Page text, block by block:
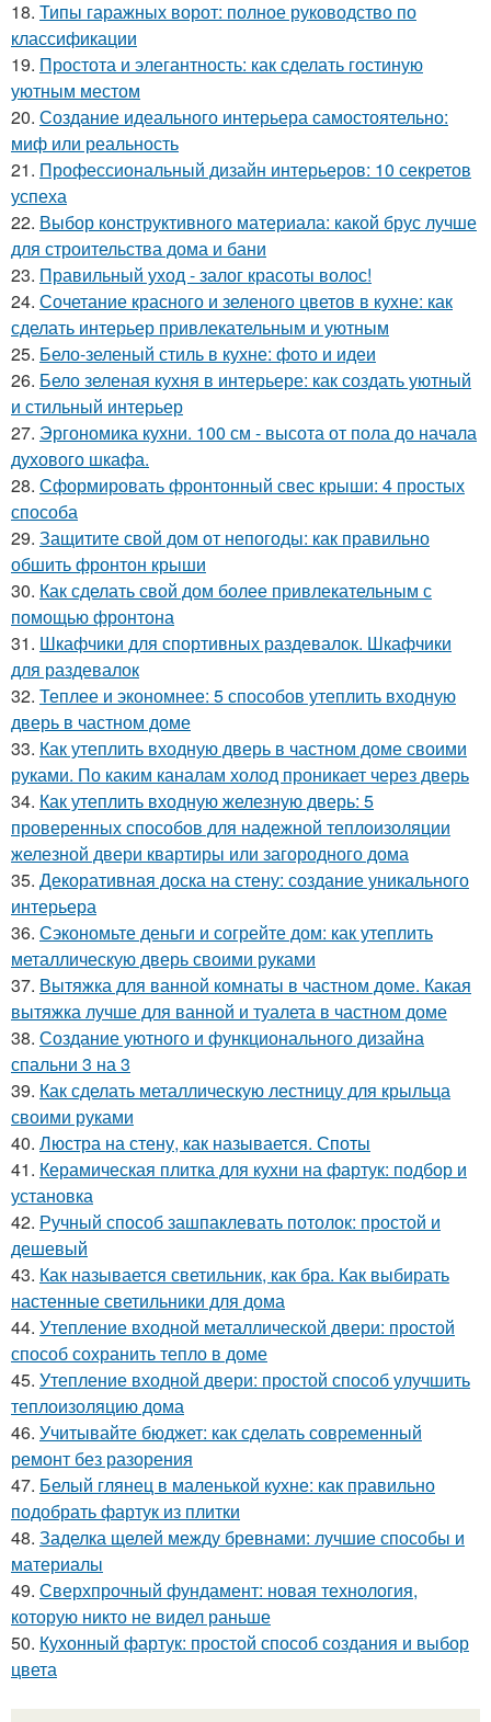
18. Типы гаражных ворот: полное руководство по
классификации
19. Простота и элегантность: как сделать гостиную
уютным местом
20. Создание идеального интерьера самостоятельно:
миф или реальность
21. Профессиональный дизайн интерьеров: 10 секретов
успеха
22. Выбор конструктивного материала: какой брус лучше
для строительства дома и бани
23. Правильный уход - залог красоты волос!
24. Сочетание красного и зеленого цветов в кухне: как
сделать интерьер привлекательным и уютным
25. Бело-зеленый стиль в кухне: фото и идеи
26. Бело зеленая кухня в интерьере: как создать уютный
и стильный интерьер
27. Эргономика кухни. 100 см - высота от пола до начала
духового шкафа.
28. Сформировать фронтонный свес крыши: 4 простых
способа
29. Защитите свой дом от непогоды: как правильно
обшить фронтон крыши
30. Как сделать свой дом более привлекательным с
помощью фронтона
31. Шкафчики для спортивных раздевалок. Шкафчики
для раздевалок
32. Теплее и экономнее: 5 способов утеплить входную
дверь в частном доме
33. Как утеплить входную дверь в частном доме своими
руками. По каким каналам холод проникает через дверь
34. Как утеплить входную железную дверь: 5
проверенных способов для надежной теплоизоляции
железной двери квартиры или загородного дома
35. Декоративная доска на стену: создание уникального
интерьера
36. Сэкономьте деньги и согрейте дом: как утеплить
металлическую дверь своими руками
37. Вытяжка для ванной комнаты в частном доме. Какая
вытяжка лучше для ванной и туалета в частном доме
38. Создание уютного и функционального дизайна
спальни 3 на 3
39. Как сделать металлическую лестницу для крыльца
своими руками
40. Люстра на стену, как называется. Споты
41. Керамическая плитка для кухни на фартук: подбор и
установка
42. Ручный способ зашпаклевать потолок: простой и
дешевый
43. Как называется светильник, как бра. Как выбирать
настенные светильники для дома
44. Утепление входной металлической двери: простой
способ сохранить тепло в доме
45. Утепление входной двери: простой способ улучшить
теплоизоляцию дома
46. Учитывайте бюджет: как сделать современный
ремонт без разорения
47. Белый глянец в маленькой кухне: как правильно
подобрать фартук из плитки
48. Заделка щелей между бревнами: лучшие способы и
материалы
49. Сверхпрочный фундамент: новая технология,
которую никто не видел раньше
50. Кухонный фартук: простой способ создания и выбор
цвета